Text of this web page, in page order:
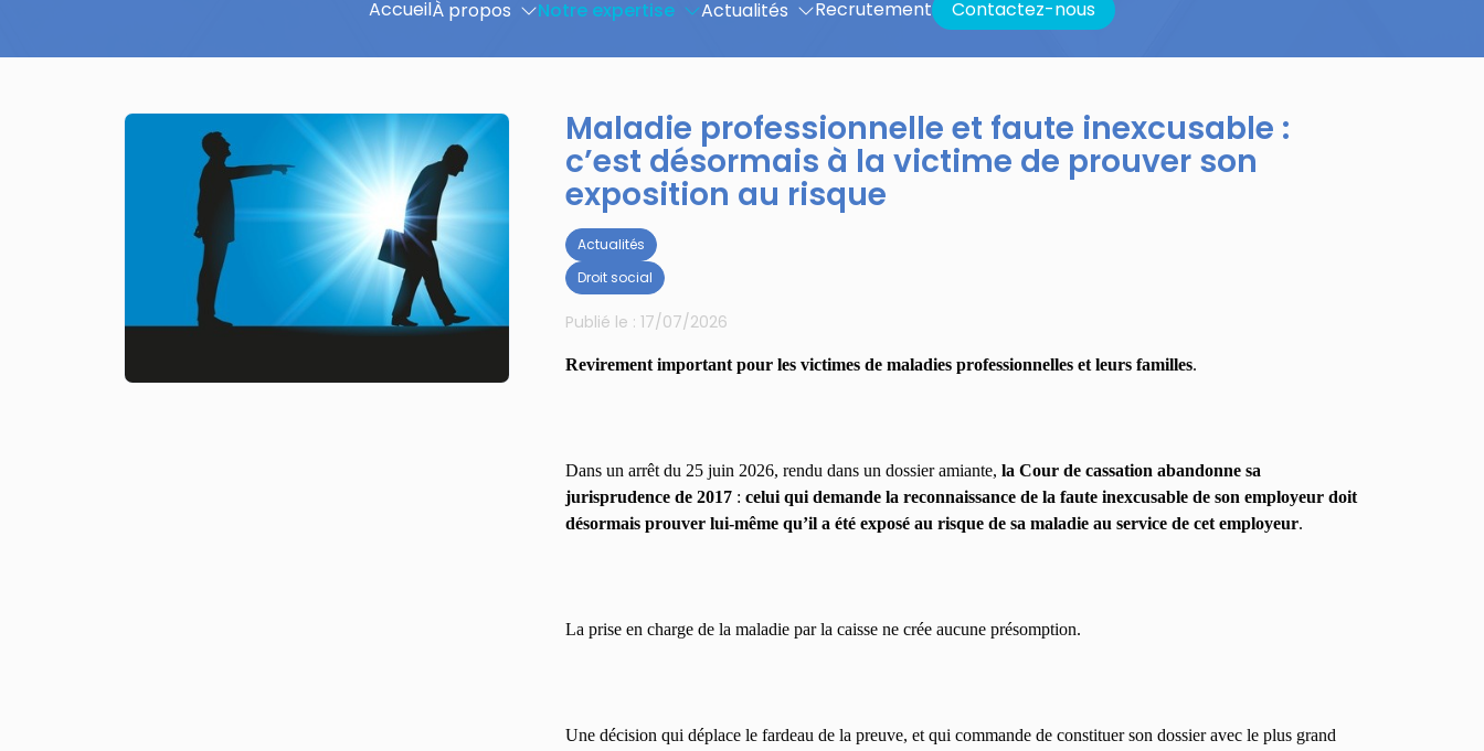
AccueilÀ propos Notre expertise Actualités Recrutement Contactez-nous
Maladie professionnelle et faute inexcusable :
c’est désormais à la victime de prouver son
exposition au risque
Publié le : 17/07/2026
Actualités
Droit social
Revirement important pour les victimes de maladies professionnelles et leurs familles.
Dans un arrêt du 25 juin 2026, rendu dans un dossier amiante, la Cour de cassation abandonne sa
jurisprudence de 2017 : celui qui demande la reconnaissance de la faute inexcusable de son employeur doit
désormais prouver lui-même qu’il a été exposé au risque de sa maladie au service de cet employeur.
La prise en charge de la maladie par la caisse ne crée aucune présomption.
Une décision qui déplace le fardeau de la preuve, et qui commande de constituer son dossier avec le plus grand